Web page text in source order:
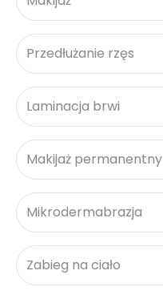
Przedłużanie rzęs
Laminacja brwi
Makijaż permanentny
Mikrodermabrazja
Zabieg na ciało